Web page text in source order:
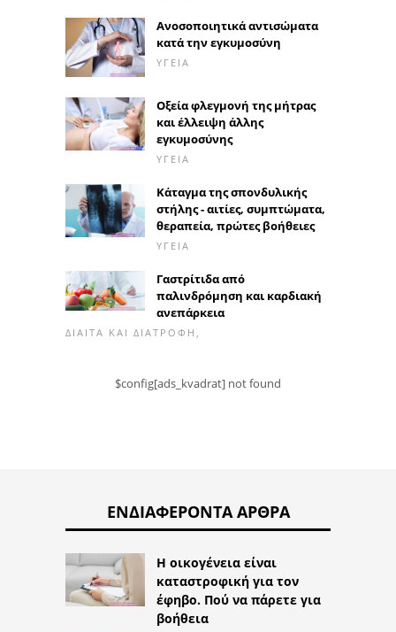
Ανοσοποιητικά αντισώματα
κατά την εγκυμοσύνη
ΥΓΕΊΑ
Οξεία φλεγμονή της μήτρας
και έλλειψη άλλης
εγκυμοσύνης
ΥΓΕΊΑ
Κάταγμα της σπονδυλικής
στήλης - αιτίες, συμπτώματα,
θεραπεία, πρώτες βοήθειες
ΥΓΕΊΑ
Γαστρίτιδα από
παλινδρόμηση και καρδιακή
ανεπάρκεια
ΔΊΑΙΤΑ ΚΑΙ ΔΙΑΤΡΟΦΉ,
$config[ads_kvadrat] not found
ΕΝΔΙΑΦΈΡΟΝΤΑ ΆΡΘΡΑ
Η οικογένεια είναι
καταστροφική για τον
έφηβο. Πού να πάρετε για
βοήθεια